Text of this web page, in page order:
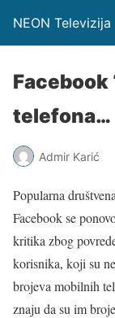
NEON Televizija
Facebook
telefona…
Admir Karić
Popularna
Facebook se
kritika zbog
korisnika, koji su
brojeva mobilnih
znaju da su im